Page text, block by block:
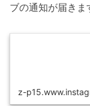
ブの通知が届き
z-